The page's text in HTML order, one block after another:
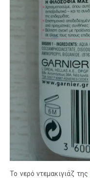
Το νερό ντεμακιγιάζ της